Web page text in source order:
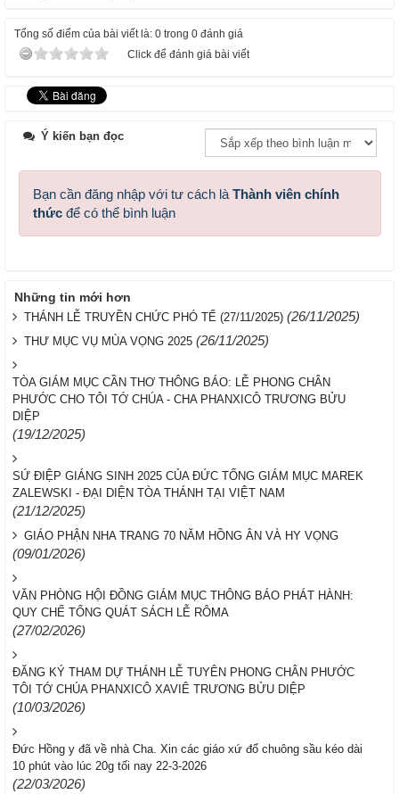
Tổng số điểm của bài viết là: 0 trong 0 đánh giá
Click để đánh giá bài viết
Ý kiến bạn đọc
Bạn cần đăng nhập với tư cách là Thành viên chính
thức để có thể bình luận
Những tin mới hơn
THÁNH LỄ TRUYỀN CHỨC PHÓ TẾ (27/11/2025) (26/11/2025)
THƯ MỤC VỤ MÙA VỌNG 2025 (26/11/2025)
TÒA GIÁM MỤC CẦN THƠ THÔNG BÁO: LỄ PHONG CHÂN
PHƯỚC CHO TÔI TỚ CHÚA - CHA PHANXICÔ TRƯƠNG BỬU
DIỆP
(19/12/2025)
SỨ ĐIỆP GIÁNG SINH 2025 CỦA ĐỨC TỔNG GIÁM MỤC MAREK
ZALEWSKI - ĐẠI DIỆN TÒA THÁNH TẠI VIỆT NAM
(21/12/2025)
GIÁO PHẬN NHA TRANG 70 NĂM HỒNG ÂN VÀ HY VỌNG
(09/01/2026)
VĂN PHÒNG HỘI ĐỒNG GIÁM MỤC THÔNG BÁO PHÁT HÀNH:
QUY CHẾ TỔNG QUÁT SÁCH LỄ RÔMA
(27/02/2026)
ĐĂNG KÝ THAM DỰ THÁNH LỄ TUYÊN PHONG CHÂN PHƯỚC
TÔI TỚ CHÚA PHANXICÔ XAVIÊ TRƯƠNG BỬU DIỆP
(10/03/2026)
Đức Hồng y đã về nhà Cha. Xin các giáo xứ đổ chuông sầu kéo dài
10 phút vào lúc 20g tối nay 22-3-2026
(22/03/2026)